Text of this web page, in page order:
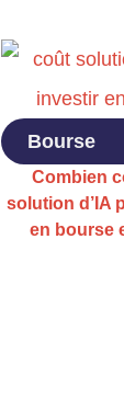
Bourse
Combien
solution d’IA
en bourse